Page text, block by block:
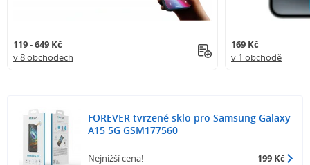
119 - 649 Kč
v 8 obchodech
169 Kč
v 1 obchodě
FOREVER tvrzené sklo pro Samsung Galaxy
A15 5G GSM177560
Nejnižší cena! 199 Kč